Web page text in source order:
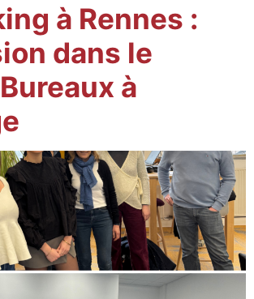
à Rennes :
dans le
à